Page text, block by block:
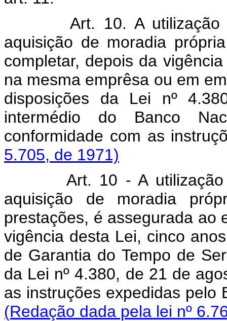
Art. 10. A utilização da
aquisição de moradia
completar, depois da
na mesma emprêsa ou em
disposições da Lei nº
intermédio do Banco
conformidade com as
5.705, de 1971)
Art. 10 - A utilização
aquisição de moradia
prestações, é assegurada ao
vigência desta Lei, cinco
de Garantia do Tempo de
da Lei nº 4.380, de 21 de
as instruções expedidas pelo
(Redação dada pela lei nº